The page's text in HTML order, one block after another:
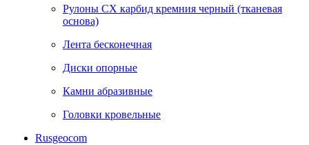
Рулоны CX карбид кремния черный (тканевая
основа)
Лента бесконечная
Диски опорные
Камни абразивные
Головки кровельные
Rusgeocom